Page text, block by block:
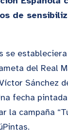
de
se
del Real
Sánchez
fecha
campaña